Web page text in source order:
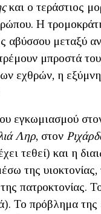
και ο τεράστιος
Η
αβύσσου μεταξύ
μπροστά
εχθρών, η
εγκωμιασμού
Ληρ, στον
τεθεί) και η
της
πατροκτονίας.
Το πρόβλημα της